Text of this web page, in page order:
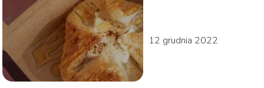
12 grudnia 2022